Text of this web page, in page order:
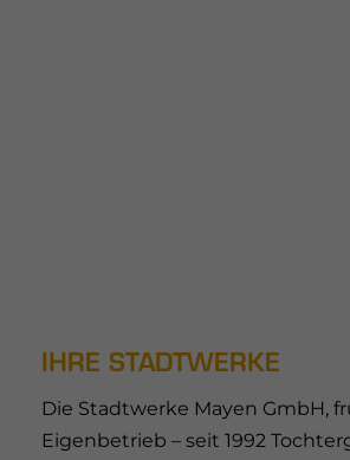
IHRE STADTWERKE
Die Stadtwerke Mayen GmbH,
Eigenbetrieb – seit 1992